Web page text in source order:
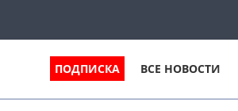
ПОДПИСКА ВСЕ НОВОСТИ